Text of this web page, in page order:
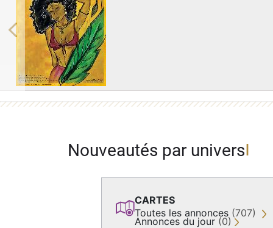
Previous
Nouveautés par univers
CARTES
Toutes les annonces (707)
Annonces du jour (0)